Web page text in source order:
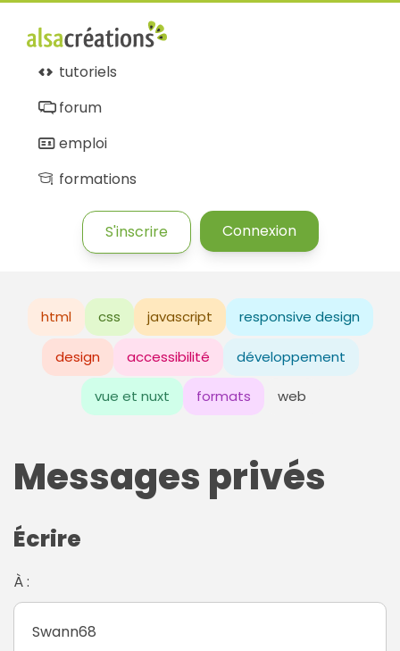
tutoriels
forum
emploi
formations
S'inscrire Connexion
html css javascript responsive design
design accessibilité développement
vue et nuxt formats web
Messages privés
Écrire
À :